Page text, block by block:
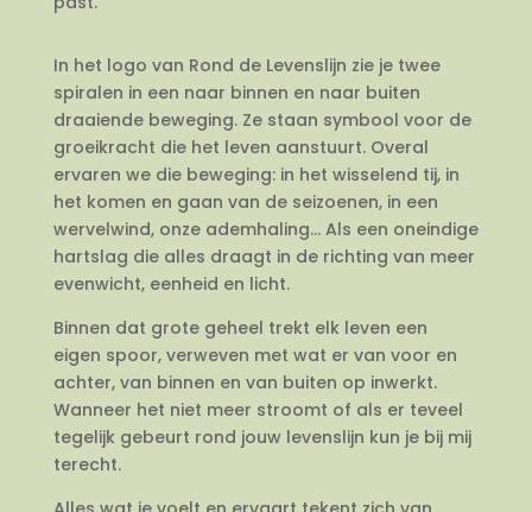
In het logo van Rond de Levenslijn zie je twee
spiralen in een naar binnen en naar buiten
draaiende beweging. Ze staan symbool voor de
groeikracht die het leven aanstuurt. Overal
ervaren we die beweging: in het wisselend tij, in
het komen en gaan van de seizoenen, in een
wervelwind, onze ademhaling… Als een oneindige
hartslag die alles draagt in de richting van meer
evenwicht, eenheid en licht.
Binnen dat grote geheel trekt elk leven een
eigen spoor, verweven met wat er van voor en
achter, van binnen en van buiten op inwerkt.
Wanneer het niet meer stroomt of als er teveel
tegelijk gebeurt rond jouw levenslijn kun je bij mij
terecht.